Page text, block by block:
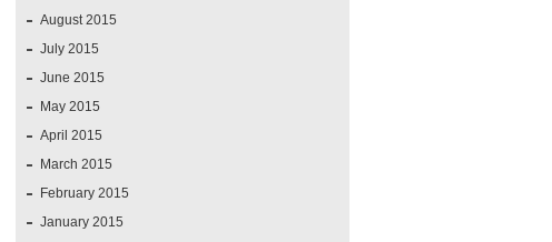
August 2015
July 2015
June 2015
May 2015
April 2015
March 2015
February 2015
January 2015